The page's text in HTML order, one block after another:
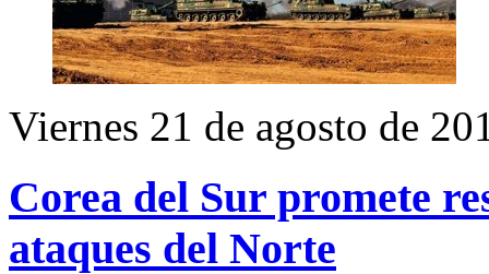
Viernes 21 de agosto de
Corea del Sur promete
ataques del Norte